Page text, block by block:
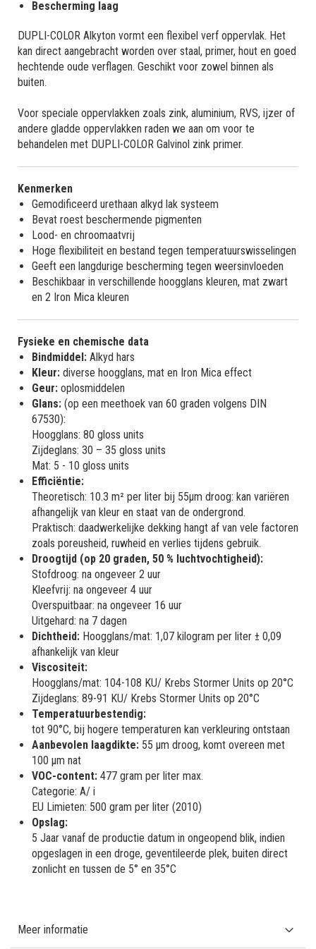
Bescherming laag
DUPLI-COLOR Alkyton vormt een flexibel verf oppervlak. Het
kan direct aangebracht worden over staal, primer, hout en goed
hechtende oude verflagen. Geschikt voor zowel binnen als
buiten.
Voor speciale oppervlakken zoals zink, aluminium, RVS, ijzer of
andere gladde oppervlakken raden we aan om voor te
behandelen met DUPLI-COLOR Galvinol zink primer.
Kenmerken
Gemodificeerd urethaan alkyd lak systeem
Bevat roest beschermende pigmenten
Lood- en chroomaatvrij
Hoge flexibiliteit en bestand tegen temperatuurswisselingen
Geeft een langdurige bescherming tegen weersinvloeden
Beschikbaar in verschillende hoogglans kleuren, mat zwart
en 2 Iron Mica kleuren
Fysieke en chemische data
Bindmiddel: Alkyd hars
Kleur: diverse hoogglans, mat en Iron Mica effect
Geur: oplosmiddelen
Glans: (op een meethoek van 60 graden volgens DIN
67530):
Hoogglans: 80 gloss units
Zijdeglans: 30 – 35 gloss units
Mat: 5 - 10 gloss units
Efficiëntie:
Theoretisch: 10.3 m² per liter bij 55µm droog: kan variëren
afhangelijk van kleur en staat van de ondergrond.
Praktisch: daadwerkelijke dekking hangt af van vele factoren
zoals poreusheid, ruwheid en verlies tijdens gebruik.
Droogtijd (op 20 graden, 50 % luchtvochtigheid):
Stofdroog: na ongeveer 2 uur
Kleefvrij: na ongeveer 4 uur
Overspuitbaar: na ongeveer 16 uur
Uitgehard: na 7 dagen
Dichtheid: Hoogglans/mat: 1,07 kilogram per liter ± 0,09
afhankelijk van kleur
Viscositeit:
Hoogglans/mat: 104-108 KU/ Krebs Stormer Units op 20°C
Zijdeglans: 89-91 KU/ Krebs Stormer Units op 20°C
Temperatuurbestendig:
tot 90°C, bij hogere temperaturen kan verkleuring ontstaan
Aanbevolen laagdikte: 55 µm droog, komt overeen met
100 µm nat
VOC-content: 477 gram per liter max.
Categorie: A/ i
EU Limieten: 500 gram per liter (2010)
Opslag:
5 Jaar vanaf de productie datum in ongeopend blik, indien
opgeslagen in een droge, geventileerde plek, buiten direct
zonlicht en tussen de 5° en 35°C
Meer informatie